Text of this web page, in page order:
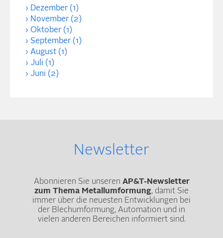
Dezember (1)
November (2)
Oktober (1)
September (1)
August (1)
Juli (1)
Juni (2)
Newsletter
Abonnieren Sie unseren AP&T-Newsletter
zum Thema Metallumformung, damit Sie
immer über die neuesten Entwicklungen bei
der Blechumformung, Automation und in
vielen anderen Bereichen informiert sind.